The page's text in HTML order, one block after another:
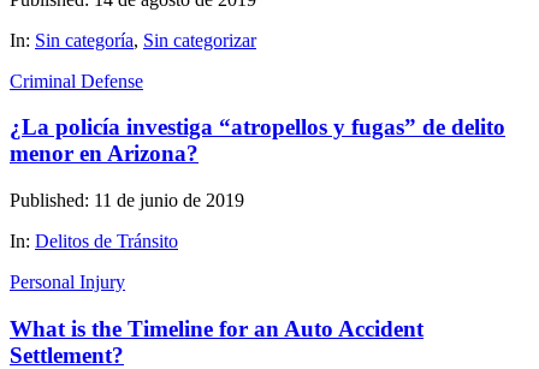
In: Sin categoría, Sin categorizar
Criminal Defense
¿La policía investiga “atropellos y fugas” de delito
menor en Arizona?
Published: 11 de junio de 2019
In: Delitos de Tránsito
Personal Injury
What is the Timeline for an Auto Accident
Settlement?